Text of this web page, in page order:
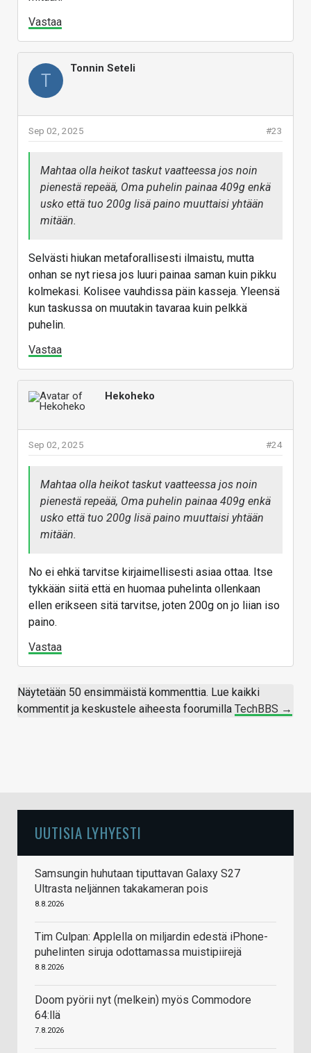
vaihtoehdot ovat yleensä perustaltaan vähän
heikkoa useamman vuoden takaista tasoa ja
maksavat saman 700-800€ kuin uusin Samsung S
syksyhintaan, ei se oikein kohtaa.
Vastaa
Vastaa
T
Tonnin Seteli
#23
Sep 02, 2025
Mahtaa olla heikot taskut vaatteessa jos noin
pienestä repeää, Oma puhelin painaa 409g enkä
usko että tuo 200g lisä paino muuttaisi yhtään
mitään.
Selvästi hiukan metaforallisesti ilmaistu, mutta
onhan se nyt riesa jos luuri painaa saman kuin pikku
kolmekasi. Kolisee vauhdissa päin kasseja. Yleensä
kun taskussa on muutakin tavaraa kuin pelkkä
puhelin.
Vastaa
Hekoheko
#24
Sep 02, 2025
Mahtaa olla heikot taskut vaatteessa jos noin
pienestä repeää, Oma puhelin painaa 409g enkä
usko että tuo 200g lisä paino muuttaisi yhtään
mitään.
No ei ehkä tarvitse kirjaimellisesti asiaa ottaa. Itse
tykkään siitä että en huomaa puhelinta ollenkaan
ellen erikseen sitä tarvitse, joten 200g on jo liian iso
paino.
Vastaa
Näytetään 50 ensimmäistä kommenttia. Lue kaikki
kommentit ja keskustele aiheesta foorumilla TechBBS →
UUTISIA LYHYESTI
Samsungin huhutaan tiputtavan Galaxy S27
Ultrasta neljännen takakameran pois
8.8.2026
Tim Culpan: Applella on miljardin edestä iPhone-
puhelinten siruja odottamassa muistipiirejä
8.8.2026
Doom pyörii nyt (melkein) myös Commodore
64:llä
7.8.2026